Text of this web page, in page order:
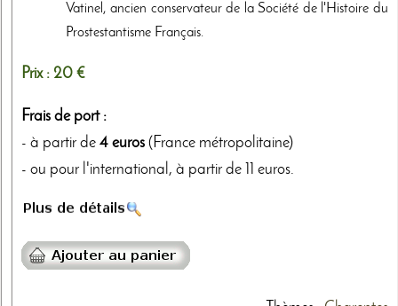
Vatinel, ancien conservateur de la Société de l'Histoire du
Prostestantisme Français.
Prix : 20 €
Frais de port :
- à partir de 4 euros (France métropolitaine)
- ou pour l'international, à partir de 11 euros.